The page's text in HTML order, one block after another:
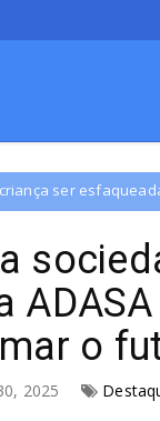
de escola
o
2025